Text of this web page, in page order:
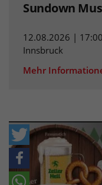
Sundown
12.08.2026 |
Innsbruck
Mehr